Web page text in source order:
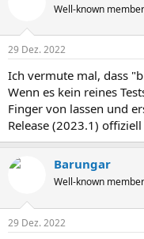
Well-known member
29 Dez. 2022
Ich vermute mal, dass
Wenn es kein reines
Finger von lassen und
Release (2023.1)
Barungar
Well-known member
29 Dez. 2022